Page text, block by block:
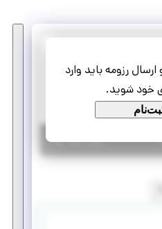
رزومه باید وارد
خود شوید.
جزئیات بیشتر